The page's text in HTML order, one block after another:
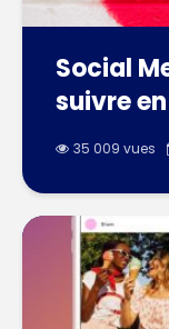
Social
suivre
35 009 vues